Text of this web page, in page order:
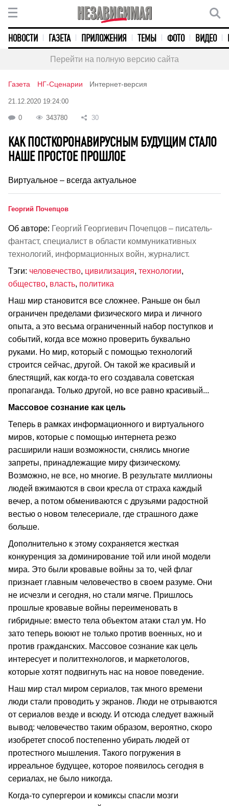
НОВОСТИ ГАЗЕТА ПРИЛОЖЕНИЯ ТЕМЫ ФОТО ВИДЕО
Перейти на полную версию сайта
Газета НГ-Сценарии Интернет-версия
21.12.2020 19:24:00
0 343780 30
КАК ПОСТКОРОНАВИРУСНЫМ БУДУЩИМ СТАЛО
НАШЕ ПРОСТОЕ ПРОШЛОЕ
Виртуальное – всегда актуальное
Георгий Почепцов
Об авторе: Георгий Георгиевич Почепцов – писатель-
фантаст, специалист в области коммуникативных
технологий, информационных войн, журналист.
Тэги: человечество, цивилизация, технологии,
общество, власть, политика
Наш мир становится все сложнее. Раньше он был
ограничен пределами физического мира и личного
опыта, а это весьма ограниченный набор поступков и
событий, когда все можно проверить буквально
руками. Но мир, который с помощью технологий
строится сейчас, другой. Он такой же красивый и
блестящий, как когда-то его создавала советская
пропаганда. Только другой, но все равно красивый...
Массовое сознание как цель
Теперь в рамках информационного и виртуального
миров, которые с помощью интернета резко
расширили наши возможности, снялись многие
запреты, принадлежащие миру физическому.
Возможно, не все, но многие. В результате миллионы
людей вжимаются в свои кресла от страха каждый
вечер, а потом обмениваются с друзьями радостной
вестью о новом телесериале, где страшного даже
больше.
Дополнительно к этому сохраняется жесткая
конкуренция за доминирование той или иной модели
мира. Это были кровавые войны за то, чей флаг
признает главным человечество в своем разуме. Они
не исчезли и сегодня, но стали мягче. Пришлось
прошлые кровавые войны переименовать в
гибридные: вместо тела объектом атаки стал ум. Но
зато теперь воюют не только против военных, но и
против гражданских. Массовое сознание как цель
интересует и политтехнологов, и маркетологов,
которые хотят подвигнуть нас на новое поведение.
Наш мир стал миром сериалов, так много времени
люди стали проводить у экранов. Люди не отрываются
от сериалов везде и всюду. И отсюда следует важный
вывод: человечество таким образом, вероятно, скоро
изобретет способ постепенно убирать людей от
протестного мышления. Такого погружения в
ирреальное будущее, которое появилось сегодня в
сериалах, не было никогда.
Когда-то супергерои и комиксы спасли мозги